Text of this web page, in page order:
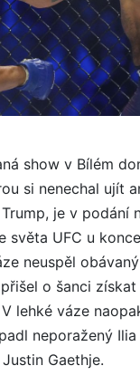
show v Bílém
si nenechal ujít
je v podání
světa UFC u
neuspěl
o šanci
lehké váze
neporažený Ilia
Gaethje.